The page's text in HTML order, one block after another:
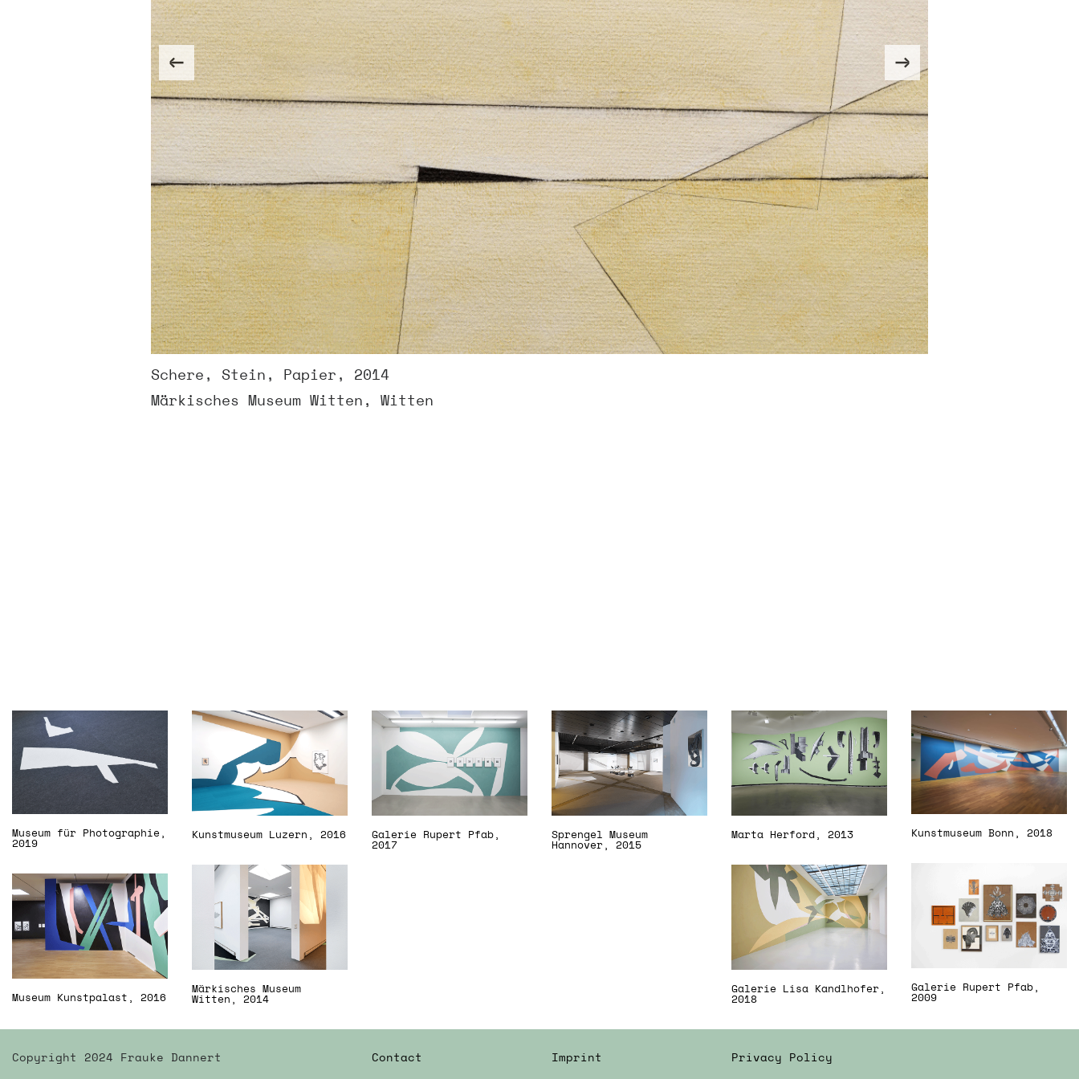
Schere, Stein, Papier, 2014
Märkisches Museum Witten, Witten
Museum für Photographie,
2019
Kunstmuseum Luzern, 2016
Galerie Rupert Pfab,
2017
Sprengel Museum
Hannover, 2015
Marta Herford, 2013 Kunstmuseum Bonn, 2018
Galerie Rupert Pfab,
2009
Märkisches Museum
Witten, 2014
Galerie Lisa Kandlhofer,
2018
Museum Kunstpalast, 2016
Copyright 2024 Frauke Dannert Contact Imprint Privacy Policy